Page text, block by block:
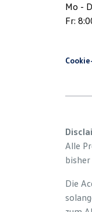
Mo -
Fr:
Alle
Die